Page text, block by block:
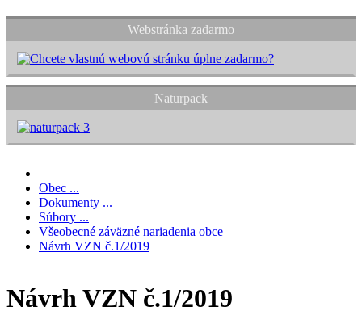
Webstránka zadarmo
Naturpack
Obec ...
Dokumenty ...
Súbory ...
Všeobecné záväzné nariadenia obce
Návrh VZN č.1/2019
Návrh VZN č.1/2019